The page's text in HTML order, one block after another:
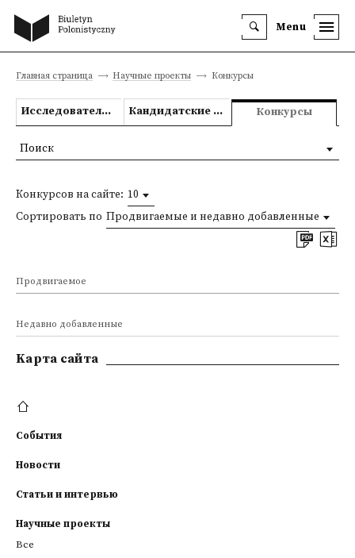
Menu
Главная страница Научные проекты Конкурсы
Исследовательские проекты Кандидатские и докторские диссертации Конкурсы
Конкурсов на сайте: 10
Сортировать по Продвигаемые и недавно добавленные
Продвигаемое
Недавно добавленные
Поиск
Kарта сайта
События
Новости
Статьи и интервью
Научные проекты
Все